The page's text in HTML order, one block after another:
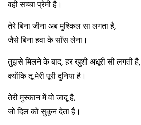
वही सच्चा प्रेमी है।​
​तेरे बिना जीना अब मुश्किल सा लगता है,
जैसे बिना हवा के साँस लेना।​
​तुझसे मिलने के बाद, हर खुशी अधूरी सी लगती है,
क्योंकि तू मेरी पूरी दुनिया है।​
​तेरी मुस्कान में वो जादू है,
जो दिल को सुकून देता है।​